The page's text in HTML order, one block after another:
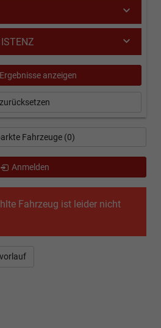
Fahrzeug ist leider nicht
Ergebnisse anzeigen
zurücksetzen
Fahrzeuge (0)
Anmelden